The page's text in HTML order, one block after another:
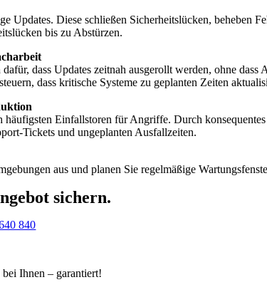
Updates. Diese schließen Sicherheitslücken, beheben
bis zu Abstürzen.
dass Updates zeitnah ausgerollt werden, ohne
dass kritische Systeme zu geplanten Zeiten
häufigsten Einfallstoren für Angriffe. Durch
Tickets und ungeplanten Ausfallzeiten.
aus und planen Sie regelmäßige
sichern.
840
Ihnen – garantiert!